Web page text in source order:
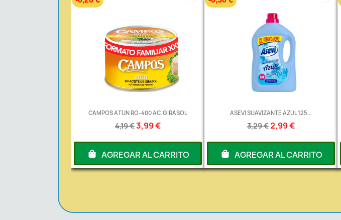
CAMPOS ATUN RO-400 AC. GIRASOL
4,19 €3,99 €
AGREGAR AL CARRITO
ASEVI SUAVIZANTE AZUL 125...
3,29 €2,99 €
AGREGAR AL CARRITO